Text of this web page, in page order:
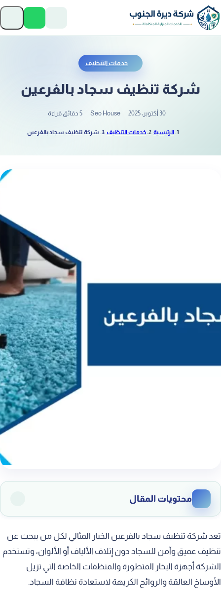
تخطَّ إلى المحتوى
خدمات التنظيف
شركة تنظيف سجاد بالفرعين
30 أكتوبر، 2025 Seo House 5 دقائق قراءة
الرئيسية خدمات التنظيف شركة تنظيف سجاد بالفرعين
محتويات المقال
شركة غسيل سجاد بالفرعين
شركة تنظيف السجاد في المنزل بالفرعين
شركة تنظيف سجاد بالبخار بالفرعين
تعد شركة تنظيف سجاد بالفرعين الخيار المثالي لكل من يبحث عن
تنظيف عميق وآمن للسجاد دون إتلاف الألياف أو الألوان، وتستخدم
الشركة أجهزة البخار المتطورة والمنظفات الخاصة التي تزيل
الأوساخ العالقة والروائح الكريهة لاستعادة نظافة السجاد.